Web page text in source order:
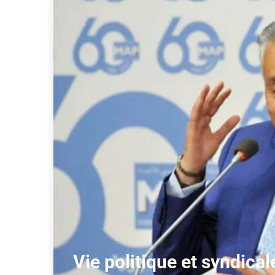
Vie politique et